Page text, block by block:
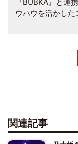
ウハウを活かした
関連記事